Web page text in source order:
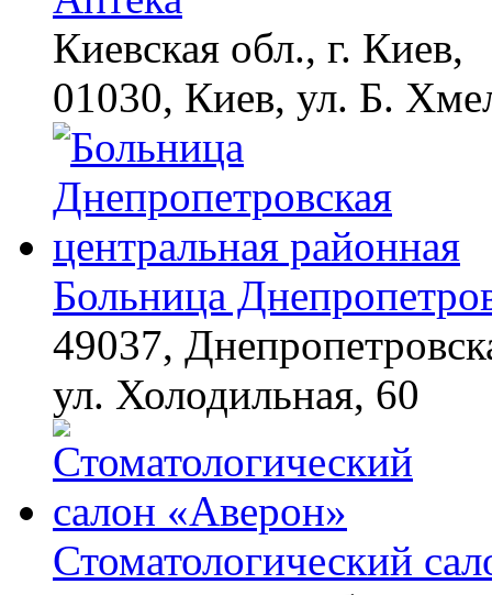
Киевская обл., г. Киев,
01030, Киев, ул. Б.
Больница
49037,
ул. Холодильная, 60
Стоматологический